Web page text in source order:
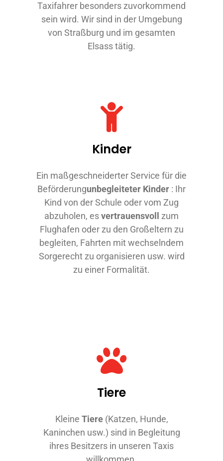
Taxifahrer besonders zuvorkommend
sein wird. Wir sind in der Umgebung
von Straßburg und im gesamten
Elsass tätig.
Kinder
Ein maßgeschneiderter Service für die
Beförderungunbegleiteter Kinder : Ihr
Kind von der Schule oder vom Zug
abzuholen, esvertrauensvoll
zum
Flughafen oder zu den Großeltern zu
begleiten, Fahrten mit wechselndem
Sorgerecht zu organisieren usw. wird
zu einer Formalität.
Tiere
Kleine Tiere (Katzen, Hunde,
Kaninchen usw.) sind in Begleitung
ihres Besitzers in unseren Taxis